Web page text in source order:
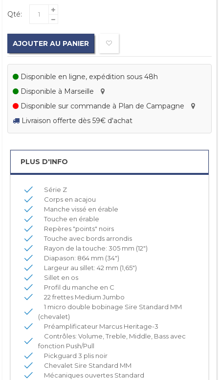
Qté:
AJOUTER AU PANIER
Disponible en ligne, expédition sous 48h
Disponible à Marseille
Disponible sur commande à Plan de Campagne
Livraison offerte dès 59€ d'achat
PLUS D'INFO
Série Z
Corps en acajou
Manche vissé en érable
Touche en érable
Repères "points" noirs
Touche avec bords arrondis
Rayon de la touche: 305 mm (12")
Diapason: 864 mm (34")
Largeur au sillet: 42 mm (1,65")
Sillet en os
Profil du manche en C
22 frettes Medium Jumbo
1 micro double bobinage Sire Standard MM
(chevalet)
Préamplificateur Marcus Heritage-3
Contrôles: Volume, Treble, Middle, Bass avec
fonction Push/Pull
Pickguard 3 plis noir
Chevalet Sire Standard MM
Mécaniques ouvertes Standard